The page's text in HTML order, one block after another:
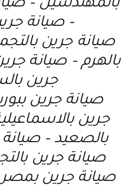
بالمهندسين –
– صيانة
صيانة جرين
بالهرم – صيانة
جرين
صيانة جرين
جرين
بالصعيد –
صيانة جرين
صيانة جرين بمصر